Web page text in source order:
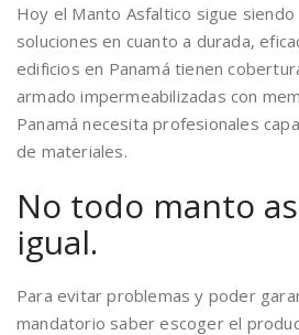
Hoy el Manto Asfaltico sigue
soluciones en cuanto a durada,
edificios en Panamá tienen
armado impermeabilizadas con
Panamá necesita profesionales
de materiales.
No todo manto
igual.
Para evitar problemas y poder
mandatorio saber escoger el